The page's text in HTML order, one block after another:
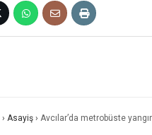
› Asayiş › Avcılar’da metrobüste